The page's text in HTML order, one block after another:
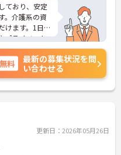
ており、安定
。介護系の資
けます。1日4
プライベート
年2回、諸条件
頑張りがしっ
（1日1食）
児給付金+
取得支援制度
実していま
ており、ス
。ご興味の
さらに詳細を
い！
無料
最新の募集状況を問
い合わせる
更新日：2026年05月26日